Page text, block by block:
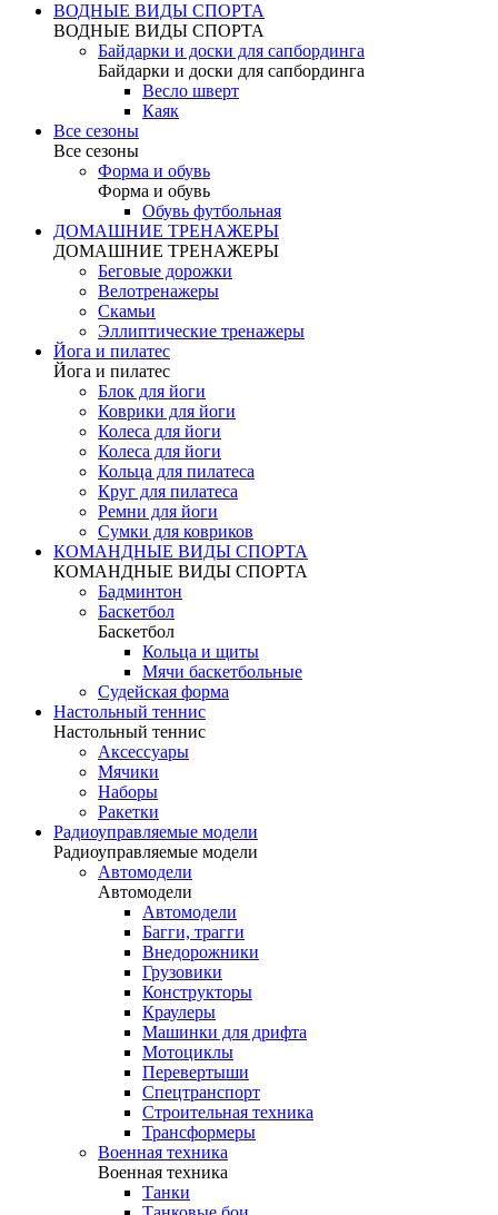
ВОДНЫЕ ВИДЫ СПОРТА
ВОДНЫЕ ВИДЫ СПОРТА
Байдарки и доски для сапбординга
Байдарки и доски для сапбординга
Весло шверт
Каяк
Все сезоны
Все сезоны
Форма и обувь
Форма и обувь
Обувь футбольная
ДОМАШНИЕ ТРЕНАЖЕРЫ
ДОМАШНИЕ ТРЕНАЖЕРЫ
Беговые дорожки
Велотренажеры
Скамьи
Эллиптические тренажеры
Йога и пилатес
Йога и пилатес
Блок для йоги
Коврики для йоги
Колеса для йоги
Колеса для йоги
Кольца для пилатеса
Круг для пилатеса
Ремни для йоги
Сумки для ковриков
КОМАНДНЫЕ ВИДЫ СПОРТА
КОМАНДНЫЕ ВИДЫ СПОРТА
Бадминтон
Баскетбол
Баскетбол
Кольца и щиты
Мячи баскетбольные
Судейская форма
Настольный теннис
Настольный теннис
Аксессуары
Мячики
Наборы
Ракетки
Радиоуправляемые модели
Радиоуправляемые модели
Автомодели
Автомодели
Автомодели
Багги, трагги
Внедорожники
Грузовики
Конструкторы
Краулеры
Машинки для дрифта
Мотоциклы
Перевертыши
Спецтранспорт
Строительная техника
Трансформеры
Военная техника
Военная техника
Танки